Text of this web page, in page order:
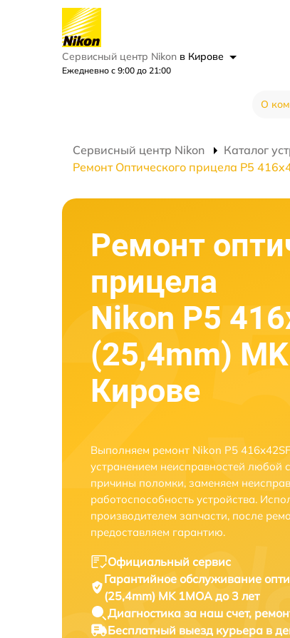
Сервисный центр Nikon в Кирове
Ежедневно с 9:00 до 21:00
О
Сервисный центр Nikon Каталог
Ремонт Оптического прицела P5
Ремонт
прицела
Nikon P5
(25,4mm)
Кирове
Выполняем ремонт Nikon P5
устранением неисправностей любой
причины поломки, заменяем
работоспособность устройства.
производителем запчасти, после
предоставляем гарантию.
Официальный сервис
Гарантийное обслуживание
(25,4mm) MK 1MOA до 3 лет
Диагностика за наш счет,
Бесплатный выезд курьера в